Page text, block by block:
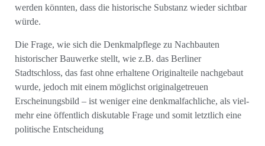
werden könnten, dass die historische Substanz wieder sichtbar
würde.
Die Frage, wie sich die Denkmalpflege zu Nachbauten
historischer Bauwerke stellt, wie z.B. das Berliner
Stadtschloss, das fast ohne erhaltene Originalteile nachgebaut
wurde, jedoch mit einem möglichst originalgetreuen
Erscheinungsbild – ist weniger eine denkmalfachliche, als viel­
mehr eine öffentlich diskutable Frage und somit letztlich eine
politische Entscheidung